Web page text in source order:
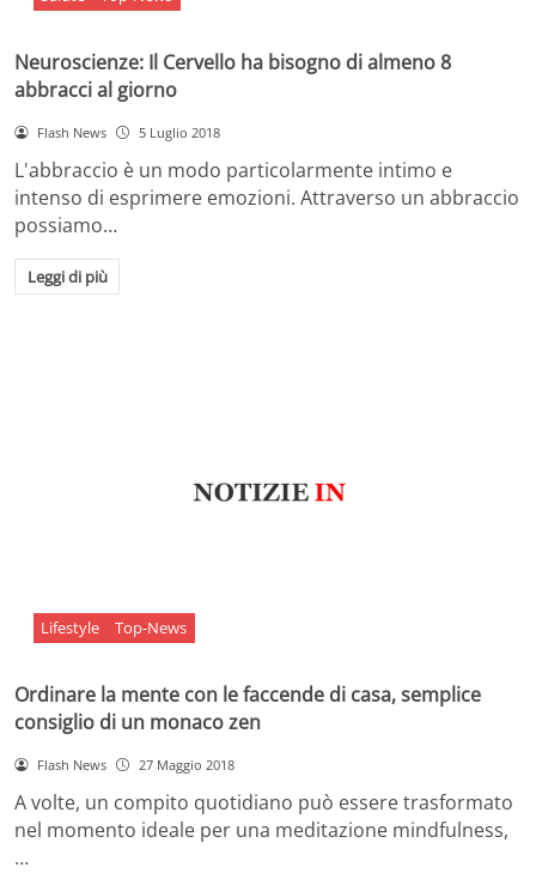
Neuroscienze: Il Cervello ha bisogno di almeno 8
abbracci al giorno
Flash News 5 Luglio 2018
L'abbraccio è un modo particolarmente intimo e
intenso di esprimere emozioni. Attraverso un abbraccio
possiamo…
Leggi di più
Lifestyle Top-News
Ordinare la mente con le faccende di casa, semplice
consiglio di un monaco zen
Flash News 27 Maggio 2018
A volte, un compito quotidiano può essere trasformato
nel momento ideale per una meditazione mindfulness,
…